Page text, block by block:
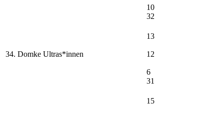
10
32
34. Domke Ultras*innen
13
12
6
31
15